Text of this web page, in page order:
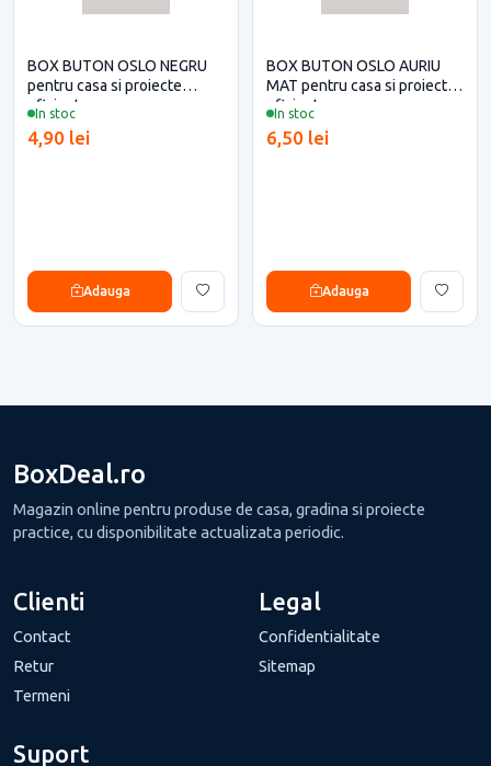
In stoc
BOX BUTON OSLO NEGRU
pentru casa si proiecte
eficiente
4,90 lei
Adauga
In stoc
BOX BUTON OSLO AURIU
MAT pentru casa si proiecte
eficiente
6,50 lei
Adauga
BoxDeal.ro
Magazin online pentru produse de casa, gradina si proiecte
practice, cu disponibilitate actualizata periodic.
Clienti
Contact
Retur
Termeni
Legal
Confidentialitate
Sitemap
Suport